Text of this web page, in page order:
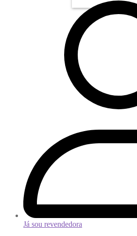
Já sou revendedora